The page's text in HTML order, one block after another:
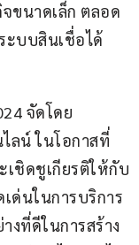
ขนาดเล็ก ตลอด
ะบบสินเชื่อได้
จัดโดย
ลน์ ในโอกาสที่
เชิดชูเกียรติให้กับ
ด่นในการบริการ
งที่ดีในการสร้าง